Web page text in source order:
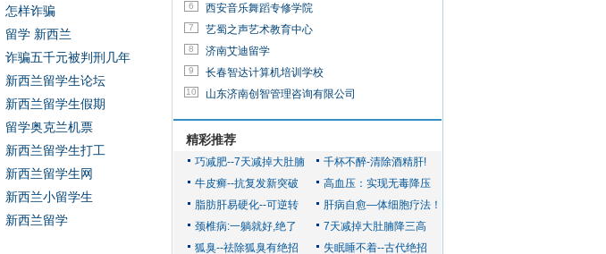
怎样诈骗
留学 新西兰
诈骗五千元被判刑几年
新西兰留学生论坛
新西兰留学生假期
留学奥克兰机票
新西兰留学生打工
新西兰留学生网
新西兰小留学生
新西兰留学
6 西安音乐舞蹈专修学院
7 艺蜀之声艺术教育中心
8 济南艾迪留学
9 长春智达计算机培训学校
10 山东济南创智管理咨询有限公司
精彩推荐